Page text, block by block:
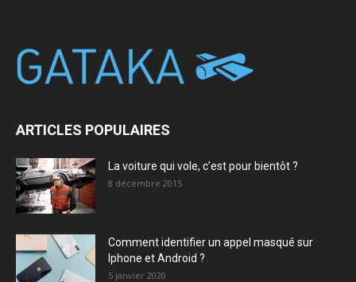
ARTICLES POPULAIRES
La voiture qui vole, c’est pour bientôt ?
8 décembre 2015
Comment identifier un appel masqué sur
Iphone et Android ?
5 janvier 2020